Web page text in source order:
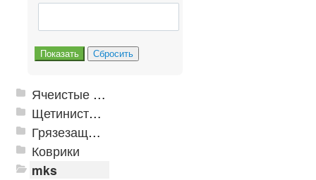
Ячеистые грязезащитные покрытия
Щетинистые покрытия
Грязезащитные, влаговпитывающие покрытия
Коврики
mks